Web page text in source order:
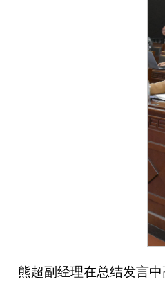
熊超副经理在总结发言